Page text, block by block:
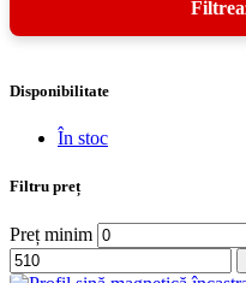
Disponibilitate
În stoc
Filtru preț
Preț minim